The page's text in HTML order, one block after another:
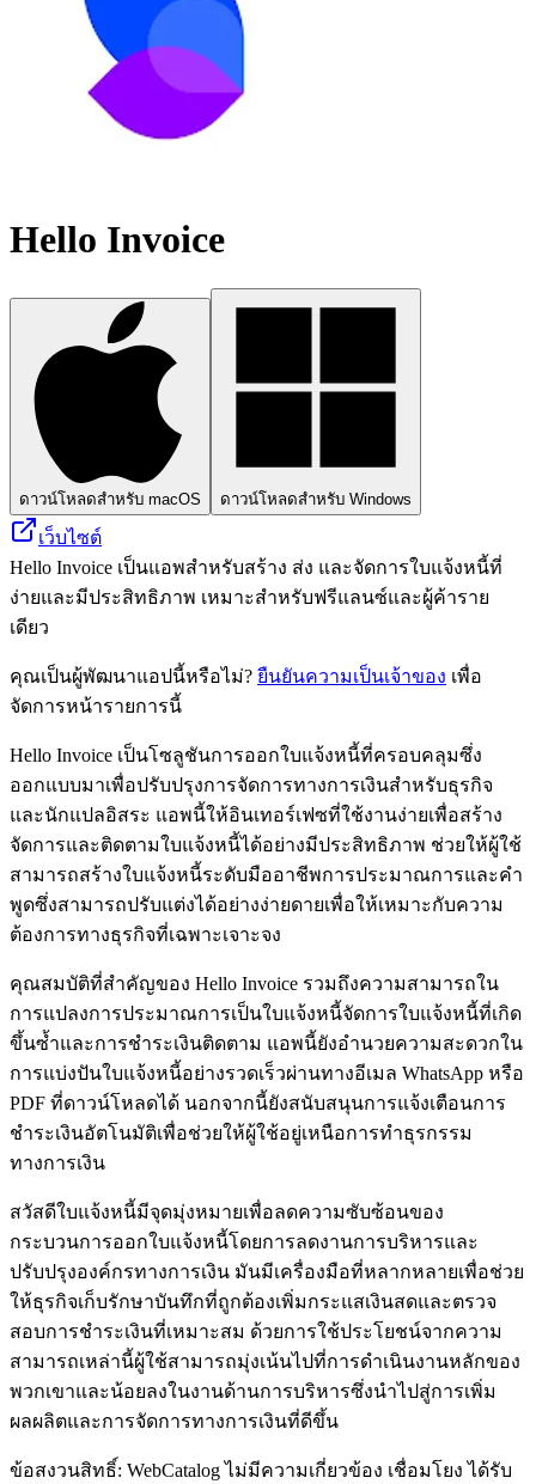
Hello Invoice
ดาวน์โหลดสำหรับ macOS ดาวน์โหลดสำหรับ Windows
เว็บไซต์
Hello Invoice เป็นแอพสำหรับสร้าง ส่ง และจัดการใบแจ้งหนี้ที่
ง่ายและมีประสิทธิภาพ เหมาะสำหรับฟรีแลนซ์และผู้ค้าราย
เดียว
คุณเป็นผู้พัฒนาแอปนี้หรือไม่? ยืนยันความเป็นเจ้าของ เพื่อ
จัดการหน้ารายการนี้
Hello Invoice เป็นโซลูชันการออกใบแจ้งหนี้ที่ครอบคลุมซึ่ง
ออกแบบมาเพื่อปรับปรุงการจัดการทางการเงินสำหรับธุรกิจ
และนักแปลอิสระ แอพนี้ให้อินเทอร์เฟซที่ใช้งานง่ายเพื่อสร้าง
จัดการและติดตามใบแจ้งหนี้ได้อย่างมีประสิทธิภาพ ช่วยให้ผู้ใช้
สามารถสร้างใบแจ้งหนี้ระดับมืออาชีพการประมาณการและคำ
พูดซึ่งสามารถปรับแต่งได้อย่างง่ายดายเพื่อให้เหมาะกับความ
ต้องการทางธุรกิจที่เฉพาะเจาะจง
คุณสมบัติที่สำคัญของ Hello Invoice รวมถึงความสามารถใน
การแปลงการประมาณการเป็นใบแจ้งหนี้จัดการใบแจ้งหนี้ที่เกิด
ขึ้นซ้ำและการชำระเงินติดตาม แอพนี้ยังอำนวยความสะดวกใน
การแบ่งปันใบแจ้งหนี้อย่างรวดเร็วผ่านทางอีเมล WhatsApp หรือ
PDF ที่ดาวน์โหลดได้ นอกจากนี้ยังสนับสนุนการแจ้งเตือนการ
ชำระเงินอัตโนมัติเพื่อช่วยให้ผู้ใช้อยู่เหนือการทำธุรกรรม
ทางการเงิน
สวัสดีใบแจ้งหนี้มีจุดมุ่งหมายเพื่อลดความซับซ้อนของ
กระบวนการออกใบแจ้งหนี้โดยการลดงานการบริหารและ
ปรับปรุงองค์กรทางการเงิน มันมีเครื่องมือที่หลากหลายเพื่อช่วย
ให้ธุรกิจเก็บรักษาบันทึกที่ถูกต้องเพิ่มกระแสเงินสดและตรวจ
สอบการชำระเงินที่เหมาะสม ด้วยการใช้ประโยชน์จากความ
สามารถเหล่านี้ผู้ใช้สามารถมุ่งเน้นไปที่การดำเนินงานหลักของ
พวกเขาและน้อยลงในงานด้านการบริหารซึ่งนำไปสู่การเพิ่ม
ผลผลิตและการจัดการทางการเงินที่ดีขึ้น
ข้อสงวนสิทธิ์: WebCatalog ไม่มีความเกี่ยวข้อง เชื่อมโยง ได้รับ